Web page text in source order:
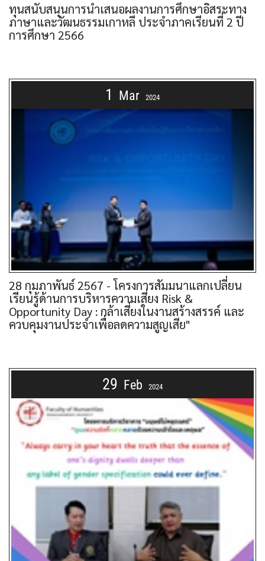
ทุนสนับสนุนการนำเสนอผลงานการศึกษาอิสระทาง
ภาษาและวัฒนธรรมเกาหลี ประจำภาคเรียนที่ 2 ปี
การศึกษา 2566
1 Mar 2024
28 กุมภาพันธ์ 2567 - โครงการสัมมนาแลกเปลี่ยน
เรียนรู้ด้านการบริหารความเสี่ยง Risk &
Opportunity Day : กล้าเสี่ยงในงานสร้างสรรค์ และ
ควบคุมงานประจำเพื่อลดความสูญเสีย"
29 Feb 2024